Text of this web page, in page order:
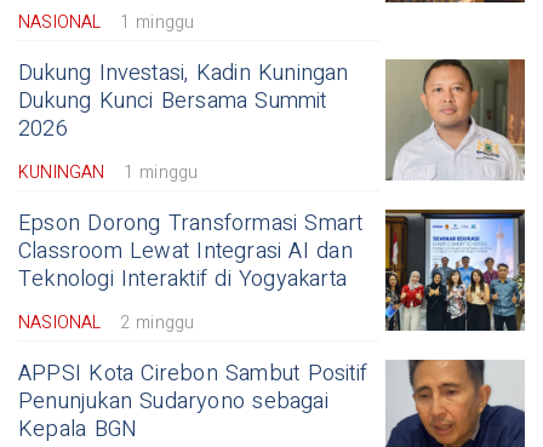
NASIONAL 1 minggu
Dukung Investasi, Kadin Kuningan
Dukung Kunci Bersama Summit
2026
KUNINGAN 1 minggu
Epson Dorong Transformasi Smart
Classroom Lewat Integrasi AI dan
Teknologi Interaktif di Yogyakarta
NASIONAL 2 minggu
APPSI Kota Cirebon Sambut Positif
Penunjukan Sudaryono sebagai
Kepala BGN